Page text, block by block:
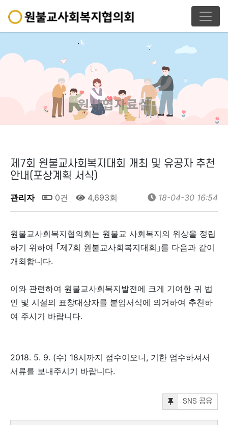
원사협자료실
제7회 원불교사회복지대회 개최 및 유공자 추천
안내(포상계획 서식)
관리자 0건 4,693회 18-04-30 16:54
원불교사회복지협의회는 원불교 사회복지의 위상을 정립
하기 위하여 ｢제7회 원불교사회복지대회｣를 다음과 같이
개최합니다.
이와 관련하여 원불교사회복지발전에 크게 기여한 귀 법
인 및 시설의 표창대상자를 붙임서식에 의거하여 추천하
여 주시기 바랍니다.
2018. 5. 9. (수) 18시까지 접수이오니, 기한 엄수하셔서
서류를 보내주시기 바랍니다.
SNS 공유